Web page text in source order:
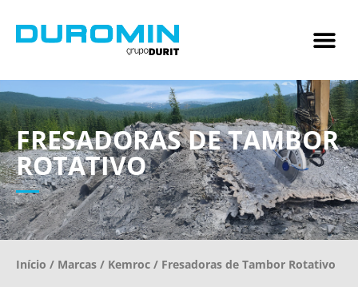
FRESADORAS DE TAMBOR
ROTATIVO
Início / Marcas / Kemroc / Fresadoras de Tambor Rotativo